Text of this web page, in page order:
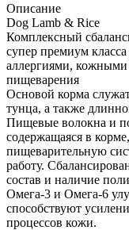
Описание
Dog Lamb & Rice
Комплексный
супер премиум
аллергиями,
пищеварения
Основой корма
тунца, а также
Пищевые волокна и
содержащаяся в
пищеварительную
работу.
состав и наличие
Омега-3 и Омега-6
способствуют
процессов кожи.